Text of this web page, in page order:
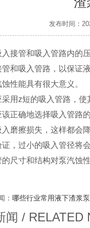
发布时间：
接管和吸入管路内的
和吸入管路，以保证
性能具有很大意义。
用z短的吸入管路，使
该正确地选择吸入管路
磨擦损失，这样都会
证，过小的吸入管径将
的尺寸和结构对泵汽蚀
： 哪些行业常用液下渣浆泵
闻 / RELATED